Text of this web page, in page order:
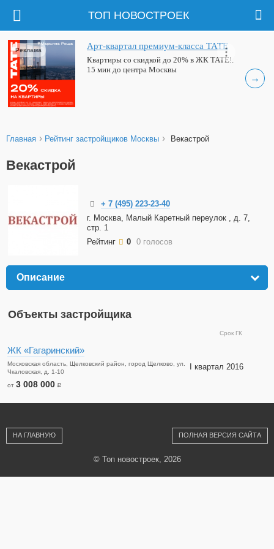
ТОП НОВОСТРОЕК
→
Арт-квартал премиум-класса ТАТЕ
Квартиры со скидкой до 20% в ЖК ТАТЕ!.
15 мин до центра Москвы
Реклама
Главная › Рейтинг застройщиков Москвы › Векастрой
Векастрой
+ 7 (495) 223-23-40
г. Москва, Малый Каретный переулок , д. 7,
стр. 1
Рейтинг
0 0 голосов
Описание
Объекты застройщика
Срок ГК
ЖК «Гагаринский»
Московская область, Щелковский район, город Щелково, ул.
Чкаловская, д. 1-10
от 3 008 000 a
I квартал 2016
НА ГЛАВНУЮ ПОЛНАЯ ВЕРСИЯ САЙТА
© Топ новостроек, 2026